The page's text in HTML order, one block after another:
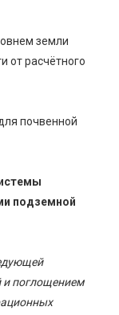
земли
от расчётного
почвенной
подземной
и поглощением